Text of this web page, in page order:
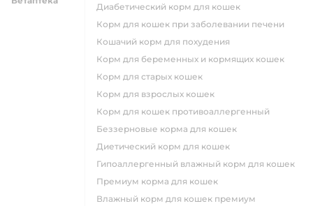
диабетический корм для кошек
корм для кошек при заболевании печени
кошачий корм для похудения
корм для беременных и кормящих кошек
корм для старых кошек
корм для взрослых кошек
корм для кошек противоаллергенный
беззерновые корма для кошек
диетический корм для кошек
гипоаллергенный влажный корм для кошек
премиум корма для кошек
влажный корм для кошек премиум